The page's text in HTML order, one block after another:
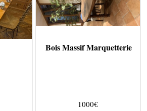
Bois Massif Marquetterie
1000€